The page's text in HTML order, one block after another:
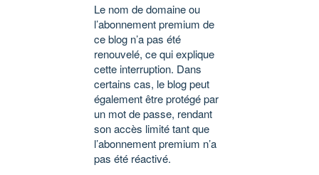
Le nom de domaine ou
l’abonnement premium de
ce blog n’a pas été
renouvelé, ce qui explique
cette interruption. Dans
certains cas, le blog peut
également être protégé par
un mot de passe, rendant
son accès limité tant que
l’abonnement premium n’a
pas été réactivé.